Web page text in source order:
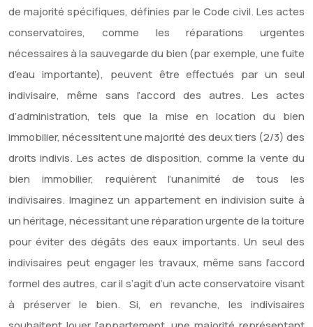
de majorité spécifiques, définies par le Code civil. Les actes
conservatoires, comme les réparations urgentes
nécessaires à la sauvegarde du bien (par exemple, une fuite
d’eau importante), peuvent être effectués par un seul
indivisaire, même sans l’accord des autres. Les actes
d’administration, tels que la mise en location du bien
immobilier, nécessitent une majorité des deux tiers (2/3) des
droits indivis. Les actes de disposition, comme la vente du
bien immobilier, requièrent l’unanimité de tous les
indivisaires. Imaginez un appartement en indivision suite à
un héritage, nécessitant une réparation urgente de la toiture
pour éviter des dégâts des eaux importants. Un seul des
indivisaires peut engager les travaux, même sans l’accord
formel des autres, car il s’agit d’un acte conservatoire visant
à préserver le bien. Si, en revanche, les indivisaires